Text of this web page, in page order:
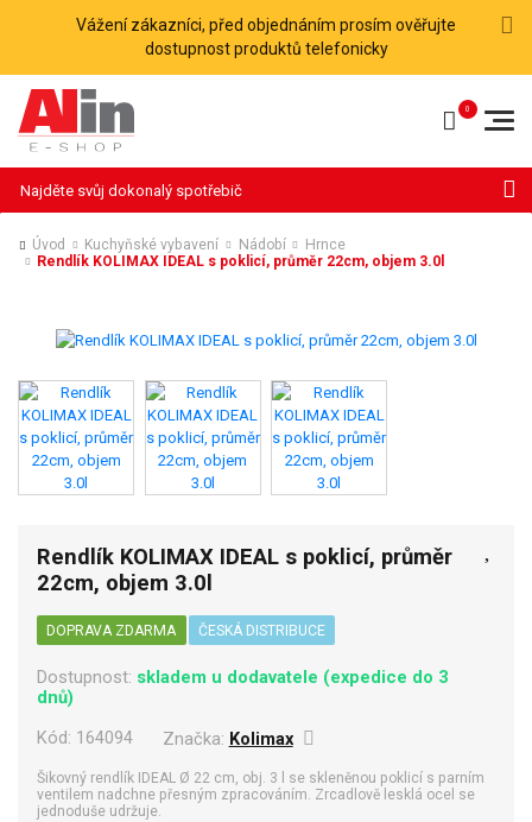
Vážení zákazníci, před objednáním prosím ověřujte
dostupnost produktů telefonicky
Úvod Kuchyňské vybavení Nádobí
Hrnce
Rendlík KOLIMAX IDEAL s poklicí, průměr 22cm, objem 3.0l
Rendlík KOLIMAX IDEAL s poklicí, průměr
22cm, objem 3.0l
DOPRAVA ZDARMA ČESKÁ DISTRIBUCE
Dostupnost: skladem u dodavatele (expedice do 3
dnů)
Kód: 164094 Značka: Kolimax
Šikovný rendlík IDEAL Ø 22 cm, obj. 3 l se skleněnou poklicí s parním
ventilem nadchne přesným zpracováním. Zrcadlově lesklá ocel se
jednoduše udržuje.